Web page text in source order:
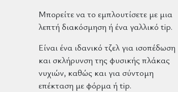
Μπορείτε να το εμπλουτίσετε με μια
λεπτή διακόσμηση ή ένα γαλλικό tip.
Είναι ένα ιδανικό τζελ για ισοπέδωση
και σκλήρυνση της φυσικής πλάκας
νυχιών, καθώς και για σύντομη
επέκταση με φόρμα ή tip.